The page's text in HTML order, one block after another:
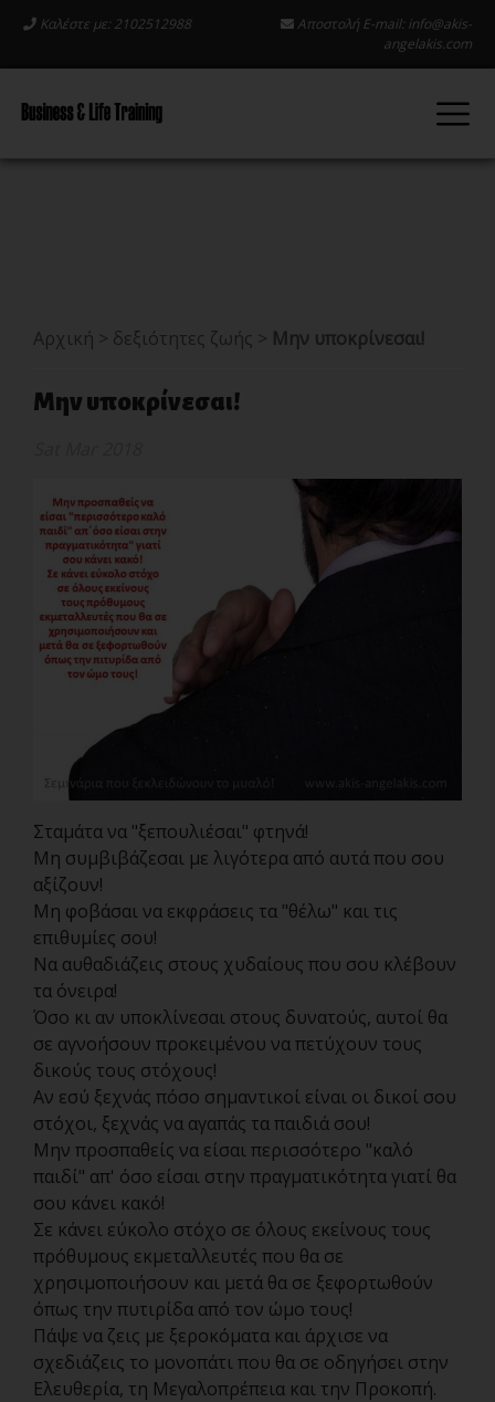
Καλέστε με: 2102512988 Αποστολή E-mail: info@akis-
angelakis.com
Αρχική > δεξιότητες ζωής > Μην υποκρίνεσαι!
Μην υποκρίνεσαι!
Σταμάτα να "ξεπουλιέσαι" φτηνά!
Μη συμβιβάζεσαι με λιγότερα από αυτά που σου
αξίζουν!
Μη φοβάσαι να εκφράσεις τα "θέλω" και τις
επιθυμίες σου!
Να αυθαδιάζεις στους χυδαίους που σου κλέβουν
τα όνειρα!
Όσο κι αν υποκλίνεσαι στους δυνατούς, αυτοί θα
σε αγνοήσουν προκειμένου να πετύχουν τους
δικούς τους στόχους!
Αν εσύ ξεχνάς πόσο σημαντικοί είναι οι δικοί σου
στόχοι, ξεχνάς να αγαπάς τα παιδιά σου!
Μην προσπαθείς να είσαι περισσότερο "καλό
παιδί" απ' όσο είσαι στην πραγματικότητα γιατί θα
σου κάνει κακό!
Σε κάνει εύκολο στόχο σε όλους εκείνους τους
πρόθυμους εκμεταλλευτές που θα σε
χρησιμοποιήσουν και μετά θα σε ξεφορτωθούν
όπως την πυτιρίδα από τον ώμο τους!
Πάψε να ζεις με ξεροκόματα και άρχισε να
σχεδιάζεις το μονοπάτι που θα σε οδηγήσει στην
Ελευθερία, τη Μεγαλοπρέπεια και την Προκοπή.